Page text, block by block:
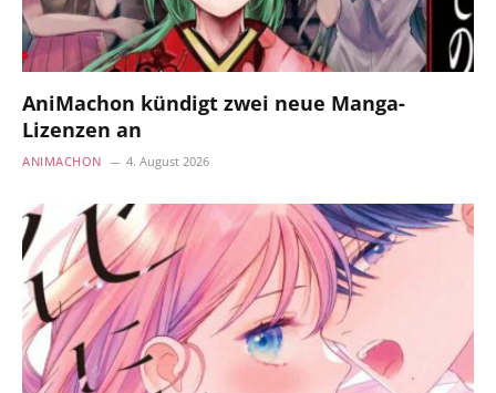
AniMachon kündigt zwei neue Manga-
Lizenzen an
ANIMACHON 4. August 2026